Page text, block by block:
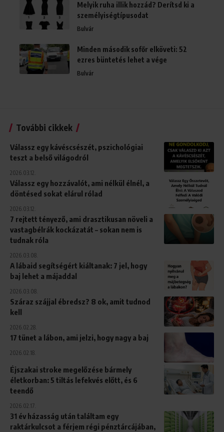
Melyik ruha illik hozzád? Derítsd ki a
személyiségtípusodat
Bulvár
Minden második sofőr elköveti: 52
ezres büntetés lehet a vége
Bulvár
További cikkek
Válassz egy kávéscsészét, pszichológiai
teszt a belső világodról
2026.03.12.
Válassz egy hozzávalót, ami nélkül élnél, a
döntésed sokat elárul rólad
2026.03.12.
7 rejtett tényező, ami drasztikusan növeli a
vastagbélrák kockázatát – sokan nem is
tudnak róla
2026.03.08.
A lábaid segítségért kiáltanak: 7 jel, hogy
baj lehet a májaddal
2026.03.08.
Száraz szájjal ébredsz? 8 ok, amit tudnod
kell
2026.02.28.
17 tünet a lábon, ami jelzi, hogy nagy a baj
2026.02.18.
Éjszakai stroke megelőzése bármely
életkorban: 5 tiltás lefekvés előtt, és 6
teendő
2026.02.17.
31 év házasság után találtam egy
raktárkulcsot a férjem régi pénztárcájában,